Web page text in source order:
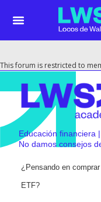
This forum is restricted to
Educación financiera
No damos consejos
¿Pensando en
ETF?